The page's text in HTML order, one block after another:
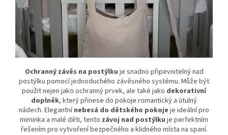
Ochranný závěs na postýlku je snadno připevnitelný nad
postýlku pomocí jednoduchého závěsného systému. Může být
použit nejen jako ochranný prvek, ale také jako dekorativní
doplněk, který přinese do pokoje romantický a útulný
nádech. Elegantnínebesá do dětského pokoje je ideální pro
miminka a malé děti, tento závoj nad postýlku je perfektním
řešením pro vytvoření bezpečného a klidného místa na spaní.